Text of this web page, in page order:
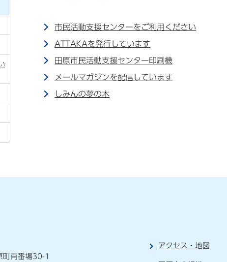
市民活動支援センターをご利用ください
ATTAKAを発行しています
田原市民活動支援センター印刷機
メールマガジンを配信しています
しみんの夢の木
南番場30-1
アクセス・地図